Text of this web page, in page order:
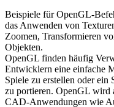
Beispiele für OpenGL-
das Anwenden von
Zoomen, Transformieren
Objekten.
OpenGL finden häufig
Entwicklern eine einfache
Spiele zu erstellen oder ein
zu portieren. OpenGL
CAD-Anwendungen wie